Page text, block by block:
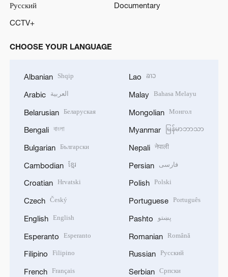
Русский
Documentary
CCTV+
CHOOSE YOUR LANGUAGE
Albanian Shqip
Arabic العربية
Belarusian Беларуская
Bengali বাংলা
Bulgarian Български
Cambodian ខ្មែរ
Croatian Hrvatski
Czech Český
English English
Esperanto Esperanto
Filipino Filipino
French Français
Lao ລາວ
Malay Bahasa Melayu
Mongolian Монгол
Myanmar မြန်မာဘာသာ
Nepali नेपाली
Persian فارسی
Polish Polski
Portuguese Português
Pashto پښتو
Romanian Română
Russian Русский
Serbian Српски